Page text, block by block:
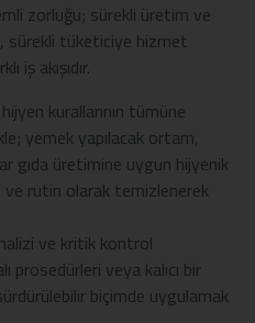
zorluğu; sürekli üretim ve
sürekli tüketiciye hizmet
iş akışıdır.
kurallarının tümüne
yemek yapılacak ortam,
gıda üretimine uygun hijyenik
ve rutin olarak temizlenerek
ve kritik kontrol
prosedürleri veya kalıcı bir
biçimde uygulamak